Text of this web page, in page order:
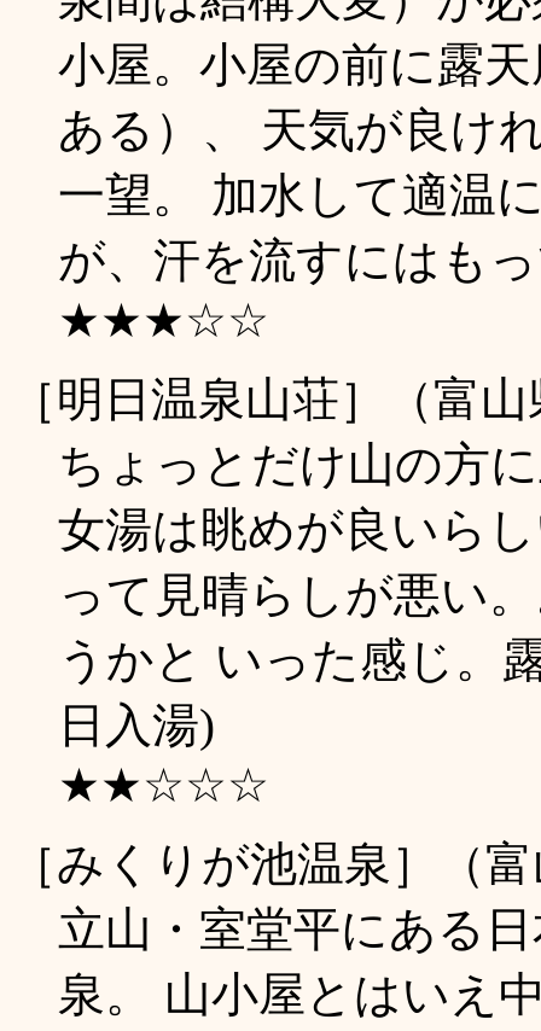
小屋。小屋の前に露
ある）、 天気が良け
一望。 加水して適温
が、汗を流すにはも
★★★☆☆
［明日温泉山荘］（富
ちょっとだけ山の方
女湯は眺めが良いら
って見晴らしが悪い
うかと いった感じ。
日入湯)
★★☆☆☆
［みくりが池温泉］（
立山・室堂平にある
泉。 山小屋とはいえ